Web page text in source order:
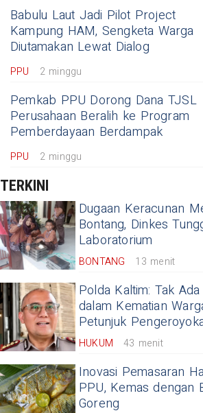
Babulu Laut Jadi Pilot Project
Kampung HAM, Sengketa Warga
Diutamakan Lewat Dialog
PPU 2 minggu
Pemkab PPU Dorong Dana TJSL
Perusahaan Beralih ke Program
Pemberdayaan Berdampak
PPU 2 minggu
TERKINI
Dugaan Keracunan
Bontang, Dinkes
Laboratorium
BONTANG 13 menit
Polda Kaltim: Tak
dalam Kematian
Petunjuk
HUKUM 43 menit
Inovasi Pemasaran
PPU, Kemas dengan
Goreng